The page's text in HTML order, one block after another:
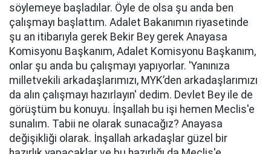
söylemeye başladılar. Öyle de olsa şu anda ben
çalışmayı başlattım. Adalet Bakanımın riyasetinde
şu an itibarıyla gerek Bekir Bey gerek Anayasa
Komisyonu Başkanım, Adalet Komisyonu Başkanım,
onlar şu anda bu çalışmayı yapıyorlar. 'Yanınıza
milletvekili arkadaşlarımızı, MYK’den arkadaşlarımızı
da alın çalışmayı hazırlayın' dedim. Devlet Bey ile de
görüştüm bu konuyu. İnşallah bu işi hemen Meclis'e
sunalım. Tabii ne olarak sunacağız? Anayasa
değişikliği olarak. İnşallah arkadaşlar güzel bir